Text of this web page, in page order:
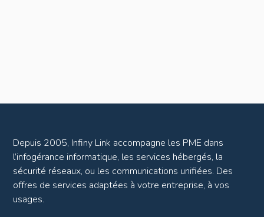
Depuis 2005, Infiny Link accompagne les PME dans
l’infogérance informatique, les services hébergés, la
sécurité réseaux, ou les communications unifiées. Des
offres de services adaptées à votre entreprise, à vos
usages.